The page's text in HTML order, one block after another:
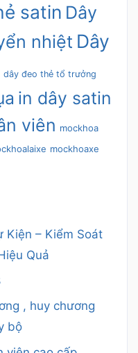
satin Dây
nhiệt Dây
dây đeo thẻ tổ trưởng
in dây satin
viên mockhoa
mockhoaxe
Kiện – Kiểm Soát
Quả
, huy chương
bộ